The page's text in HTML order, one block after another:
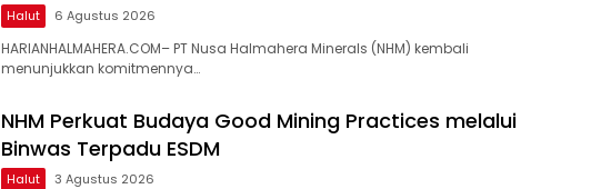
Halut 6 Agustus 2026
HARIANHALMAHERA.COM– PT Nusa Halmahera Minerals (NHM) kembali
menunjukkan komitmennya…
NHM Perkuat Budaya Good Mining Practices melalui
Binwas Terpadu ESDM
Halut 3 Agustus 2026